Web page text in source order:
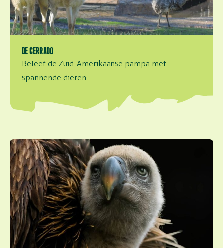
DE CERRADO
Beleef de Zuid-Amerikaanse pampa met
spannende dieren
Gierenvallei ‘Umvikeli’